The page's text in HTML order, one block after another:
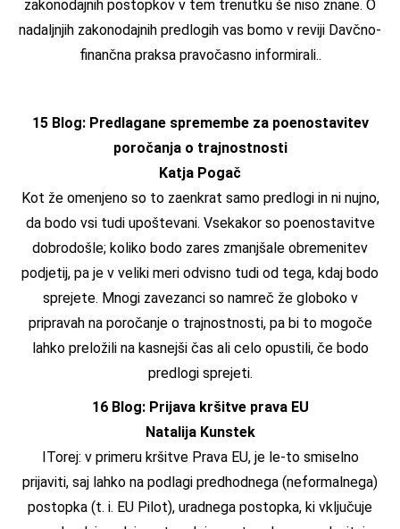
zakonodajnih postopkov v tem trenutku še niso znane. O
nadaljnjih zakonodajnih predlogih vas bomo v reviji Davčno-
finančna praksa pravočasno informirali..
15 Blog: Predlagane spremembe za poenostavitev
poročanja o trajnostnosti
Katja Pogač
Kot že omenjeno so to zaenkrat samo predlogi in ni nujno,
da bodo vsi tudi upoštevani. Vsekakor so poenostavitve
dobrodošle; koliko bodo zares zmanjšale obremenitev
podjetij, pa je v veliki meri odvisno tudi od tega, kdaj bodo
sprejete. Mnogi zavezanci so namreč že globoko v
pripravah na poročanje o trajnostnosti, pa bi to mogoče
lahko preložili na kasnejši čas ali celo opustili, če bodo
predlogi sprejeti.
16 Blog: Prijava kršitve prava EU
Natalija Kunstek
ITorej: v primeru kršitve Prava EU, je le-to smiselno
prijaviti, saj lahko na podlagi predhodnega (neformalnega)
postopka (t. i. EU Pilot), uradnega postopka, ki vključuje